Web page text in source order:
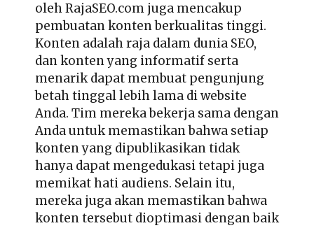
oleh RajaSEO.com juga mencakup
pembuatan konten berkualitas tinggi.
Konten adalah raja dalam dunia SEO,
dan konten yang informatif serta
menarik dapat membuat pengunjung
betah tinggal lebih lama di website
Anda. Tim mereka bekerja sama dengan
Anda untuk memastikan bahwa setiap
konten yang dipublikasikan tidak
hanya dapat mengedukasi tetapi juga
memikat hati audiens. Selain itu,
mereka juga akan memastikan bahwa
konten tersebut dioptimasi dengan baik